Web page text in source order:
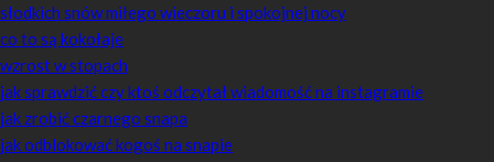
słodkich snów miłego wieczoru i spokojnej nocy
co to są kokołaje
wzrost w stopach
jak sprawdzić czy ktoś odczytał wiadomość na instagramie
jak zrobić czarnego snapa
jak odblokować kogoś na snapie